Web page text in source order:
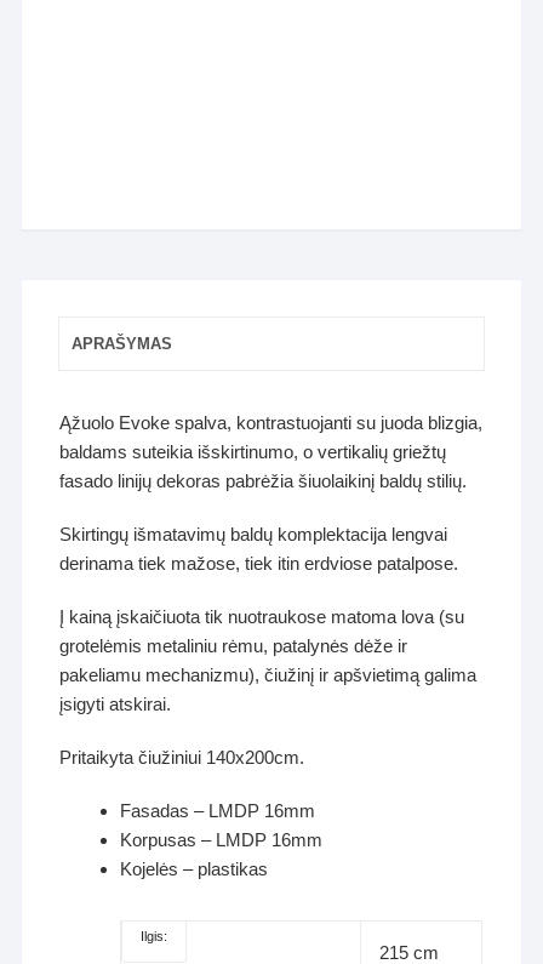
APRAŠYMAS
Ąžuolo Evoke spalva, kontrastuojanti su juoda blizgia,
baldams suteikia išskirtinumo, o vertikalių griežtų
fasado linijų dekoras pabrėžia šiuolaikinį baldų stilių.
Skirtingų išmatavimų baldų komplektacija lengvai
derinama tiek mažose, tiek itin erdviose patalpose.
Į kainą įskaičiuota tik nuotraukose matoma lova (su
grotelėmis metaliniu rėmu, patalynės dėže ir
pakeliamu mechanizmu), čiužinį ir apšvietimą galima
įsigyti atskirai.
Pritaikyta čiužiniui 140x200cm.
Fasadas – LMDP 16mm
Korpusas – LMDP 16mm
Kojelės – plastikas
Ilgis:
215 cm